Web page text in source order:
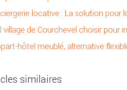
locative : La solution pour
village de Courchevel choisir pour
hôtel meublé, alternative
similaires